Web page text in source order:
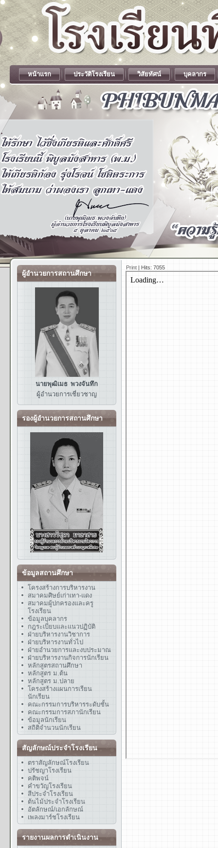
.
.
หน้าแรก ประวัติโรงเรียน วิสัยทัศน์ บุคลากร
ผู้อำนวยการสถานศึกษา
นายพุฒิเมธ พวงจันทึก
ผู้อำนวยการเชี่ยวชาญ
รองผู้อำนวยการสถานศึกษา
ข้อมูลสถานศึกษา
โครงสร้างการบริหารงาน
สมาคมศิษย์เก่าเทา-แดง
สมาคมผู้ปกครองและครู
โรงเรียน
ข้อมูลบุคลากร
กฎระเบียบและแนวปฏิบัติ
ฝ่ายบริหารงานวิชาการ
ฝ่ายบริหารงานทั่วไป
ฝ่ายอำนวยการและงบประมาณ
ฝ่ายบริหารงานกิจการนักเรียน
หลักสูตรสถานศึกษา
หลักสูตร ม.ต้น
หลักสูตร ม.ปลาย
โครงสร้างแผนการเรียน
นักเรียน
คณะกรรมการบริหารระดับชั้น
คณะกรรมการสภานักเรียน
ข้อมูลนักเรียน
สถิติจำนวนนักเรียน
สัญลักษณ์ประจำโรงเรียน
ตราสัญลักษณ์โรงเรียน
ปรัชญาโรงเรียน
คติพจน์
คำขวัญโรงเรียน
สีประจำโรงเรียน
ต้นไม้ประจำโรงเรียน
อัตลักษณ์/เอกลักษณ์
เพลงมาร์ชโรงเรียน
รายงานผลการดำเนินงาน
Print | Hits: 7055